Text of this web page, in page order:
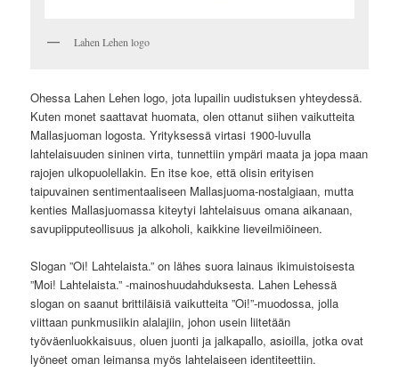
Lahen Lehen logo
Ohessa Lahen Lehen logo, jota lupailin uudistuksen yhteydessä.
Kuten monet saattavat huomata, olen ottanut siihen vaikutteita
Mallasjuoman logosta. Yrityksessä virtasi 1900-luvulla
lahtelaisuuden sininen virta, tunnettiin ympäri maata ja jopa maan
rajojen ulkopuolellakin. En itse koe, että olisin erityisen
taipuvainen sentimentaaliseen Mallasjuoma-nostalgiaan, mutta
kenties Mallasjuomassa kiteytyi lahtelaisuus omana aikanaan,
savupiipputeollisuus ja alkoholi, kaikkine lieveilmiöineen.
Slogan ”Oi! Lahtelaista.” on lähes suora lainaus ikimuistoisesta
”Moi! Lahtelaista.” -mainoshuudahduksesta. Lahen Lehessä
slogan on saanut brittiläisiä vaikutteita ”Oi!”-muodossa, jolla
viittaan punkmusiikin alalajiin, johon usein liitetään
työväenluokkaisuus, oluen juonti ja jalkapallo, asioilla, jotka ovat
lyöneet oman leimansa myös lahtelaiseen identiteettiin.